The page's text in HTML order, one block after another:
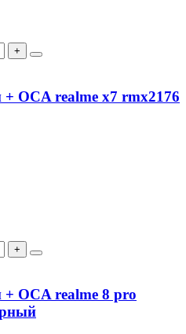
+
+ OCA realme x7 rmx2176
+
+ OCA realme 8 pro